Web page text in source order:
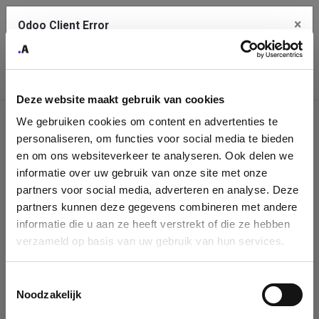
Deze website maakt gebruik van cookies
We gebruiken cookies om content en advertenties te
personaliseren, om functies voor social media te bieden
en om ons websiteverkeer te analyseren. Ook delen we
informatie over uw gebruik van onze site met onze
partners voor social media, adverteren en analyse. Deze
partners kunnen deze gegevens combineren met andere
informatie die u aan ze heeft verstrekt of die ze hebben
verzameld op basis van uw gebruik van hun services.
Noodzakelijk
Company
Identification
Please fill in your company details
You can search a company in our database by name, VAT or
enterprise ID. When a company is selected it will auto-complete the
form. If you don't find your company in our database, you can create
Odoo Client Error ×
service.
See details
Ok